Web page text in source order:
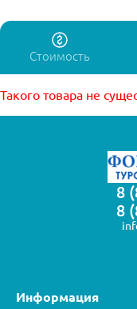
Стоимость
Такого товара не
8
8
Информация